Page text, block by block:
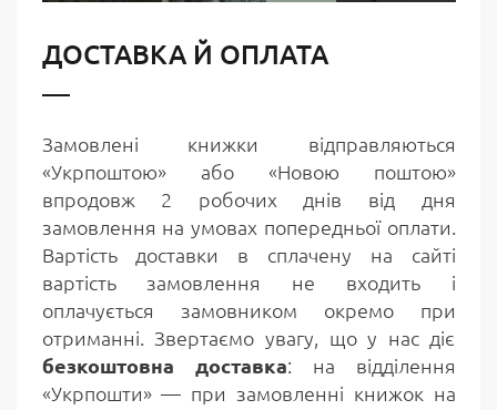
ДОСТАВКА Й ОПЛАТА
Замовлені книжки відправляються
«Укрпоштою» або «Новою поштою»
впродовж 2 робочих днів від дня
замовлення на умовах попередньої оплати.
Вартість доставки в сплачену на сайті
вартість замовлення не входить і
оплачується замовником окремо при
отриманні. Звертаємо увагу, що у нас діє
безкоштовна доставка: на відділення
«Укрпошти» — при замовленні книжок на